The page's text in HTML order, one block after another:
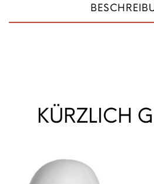
KÜRZLICH